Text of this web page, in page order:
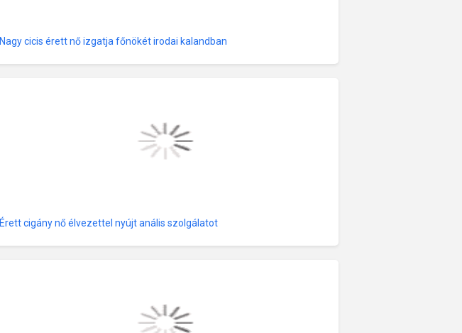
Nagy cicis érett nő izgatja főnökét irodai kalandban
Érett cigány nő élvezettel nyújt anális szolgálatot